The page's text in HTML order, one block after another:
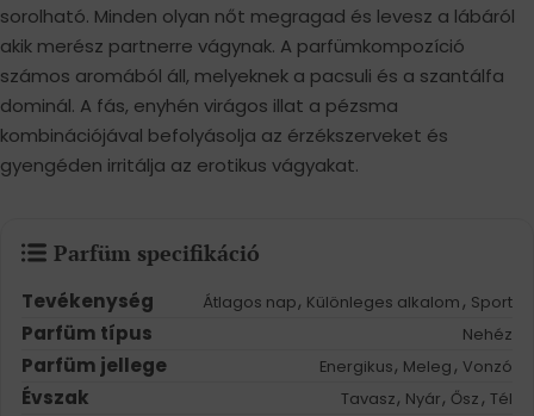
sorolható. Minden olyan nőt megragad és levesz a lábáról
akik merész partnerre vágynak. A parfümkompozíció
számos aromából áll, melyeknek a pacsuli és a szantálfa
dominál. A fás, enyhén virágos illat a pézsma
kombinációjával befolyásolja az érzékszerveket és
gyengéden irritálja az erotikus vágyakat.
Parfüm specifikáció
Tevékenység Átlagos nap, Különleges alkalom, Sport
Parfüm típus Nehéz
Parfüm jellege Energikus, Meleg, Vonzó
Évszak Tavasz, Nyár, Ősz, Tél